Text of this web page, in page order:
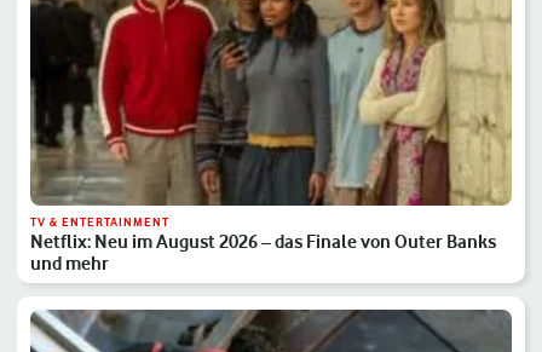
TV & ENTERTAINMENT
Netflix: Neu im August 2026 – das Finale von Outer Banks
und mehr